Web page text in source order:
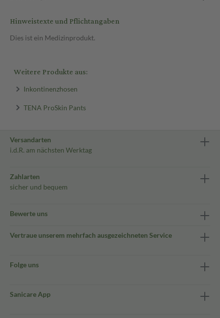
Hinweistexte und Pflichtangaben
Dies ist ein Medizinprodukt.
Weitere Produkte aus:
Inkontinenzhosen
TENA ProSkin Pants
Versandarten
i.d.R. am nächsten Werktag
Zahlarten
sicher und bequem
Bewerte uns
Vertraue unserem mehrfach ausgezeichneten Service
Folge uns
Sanicare App